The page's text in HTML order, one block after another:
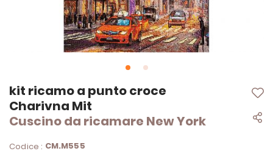
kit ricamo a punto croce
Charivna Mit
Cuscino da ricamare New York
Codice : CM.M555
Vai
all'inizio
della
galleria
immagini